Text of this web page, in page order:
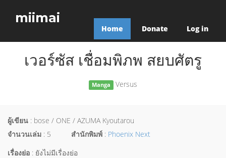
miimai
Home Donate Log in
เวอร์ซัส เชื่อมพิภพ สยบศัตรู
Manga Versus
ผู้เขียน : bose / ONE / AZUMA Kyoutarou
จำนวนเล่ม : 5 สำนักพิมพ์ : Phoenix Next
เรื่องย่อ : ยังไม่มีเรื่องย่อ